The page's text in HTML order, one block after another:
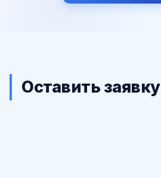
Оставить заявку